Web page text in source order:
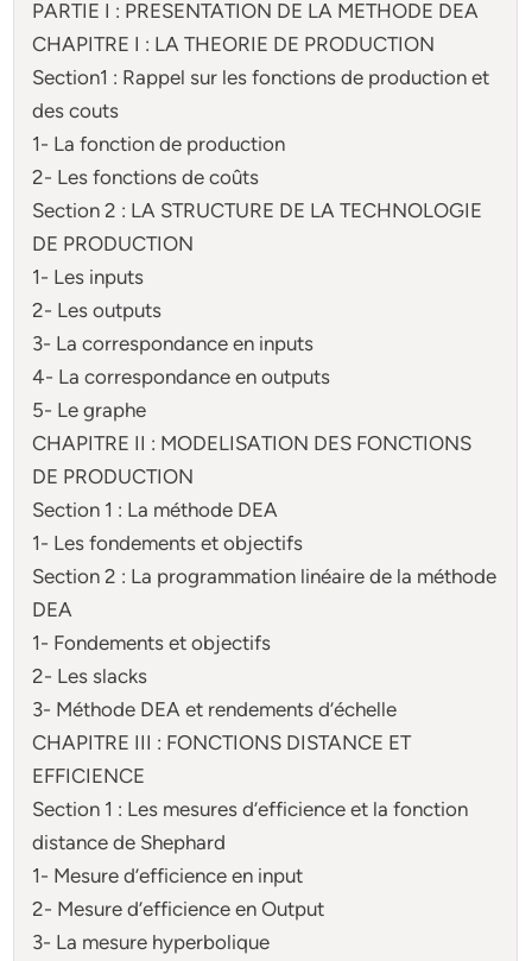
PARTIE I : PRESENTATION DE LA METHODE DEA
CHAPITRE I : LA THEORIE DE PRODUCTION
Section1 : Rappel sur les fonctions de production et
des couts
1- La fonction de production
2- Les fonctions de coûts
Section 2 : LA STRUCTURE DE LA TECHNOLOGIE
DE PRODUCTION
1- Les inputs
2- Les outputs
3- La correspondance en inputs
4- La correspondance en outputs
5- Le graphe
CHAPITRE II : MODELISATION DES FONCTIONS
DE PRODUCTION
Section 1 : La méthode DEA
1- Les fondements et objectifs
Section 2 : La programmation linéaire de la méthode
DEA
1- Fondements et objectifs
2- Les slacks
3- Méthode DEA et rendements d’échelle
CHAPITRE III : FONCTIONS DISTANCE ET
EFFICIENCE
Section 1 : Les mesures d’efficience et la fonction
distance de Shephard
1- Mesure d’efficience en input
2- Mesure d’efficience en Output
3- La mesure hyperbolique